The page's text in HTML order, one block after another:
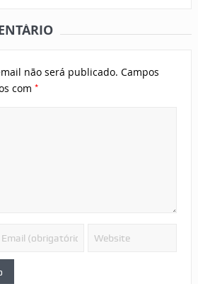
não será publicado. Campos
com *